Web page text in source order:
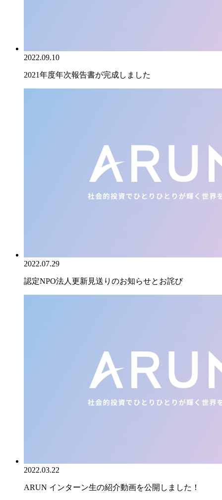
2022.09.10
2021年度年次報告書が完成しました
2022.07.29
認定NPO法人更新見送りのお知らせとお詫び
2022.03.22
ARUN インターン生の紹介動画を公開しました！